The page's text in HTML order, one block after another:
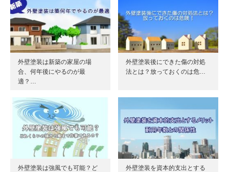
外壁塗装は新築の家屋の場
合、何年後にやるのが最
適？…
外壁塗装後にできた傷の対処
法とは？放っておくのは危…
外壁塗装は強風でも可能？ど
外壁塗装を資本的支出とする